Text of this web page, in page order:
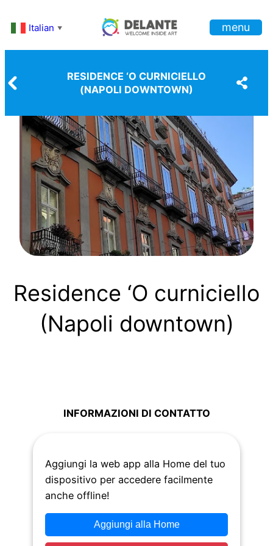
Italian ▼ menu
RESIDENCE ‘O CURNICIELLO
(NAPOLI DOWNTOWN)
Residence ‘O curniciello
(Napoli downtown)
INFORMAZIONI DI CONTATTO
Via Sant’Anna dei Lombardi – 80134 Napoli
Aggiungi la web app alla Home del tuo
dispositivo per accedere facilmente
anche offline!
Aggiungi alla Home